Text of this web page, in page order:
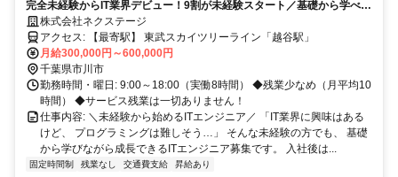
完全未経験からIT業界デビュー！9割が未経験スタート／基礎から学べる
研修充実／年間休日125日／残業少なめ
株式会社ネクステージ
アクセス: 【最寄駅】 東武スカイツリーライン「越谷駅」
月給300,000円～600,000円
千葉県市川市
勤務時間・曜日: 9:00～18:00（実働8時間） ◆残業少なめ（月平均10
時間） ◆サービス残業は一切ありません！
仕事内容: ＼未経験から始めるITエンジニア／ 「IT業界に興味はある
けど、 プログラミングは難しそう…」 そんな未経験の方でも、 基礎
から学びながら成長できるITエンジニア募集です。 入社後は...
固定時間制 残業なし 交通費支給 昇給あり